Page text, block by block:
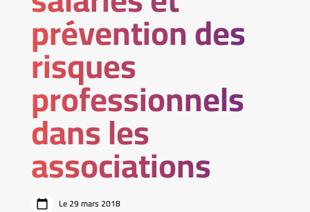
prévention des
risques
professionnels
dans les
associations
Le 29 mars 2018